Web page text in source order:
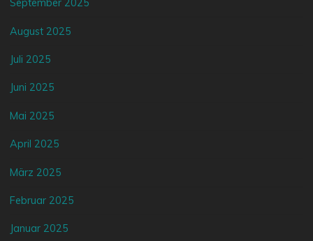
September 2025
August 2025
Juli 2025
Juni 2025
Mai 2025
April 2025
März 2025
Februar 2025
Januar 2025